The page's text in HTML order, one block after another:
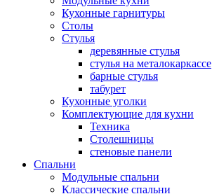
Кухонные гарнитуры
Столы
Стулья
деревянные стулья
стулья на металокаркассе
барные стулья
табурет
Кухонные уголки
Комплектующие для кухни
Техника
Столешницы
стеновые панели
Спальни
Модульные спальни
Классические спальни